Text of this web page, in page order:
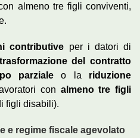
almeno tre figli conviventi,
contributive per i datori di
trasformazione del contratto
parzialeo la riduzione
con almeno tre figli
figli disabili).
e regime fiscale agevolato